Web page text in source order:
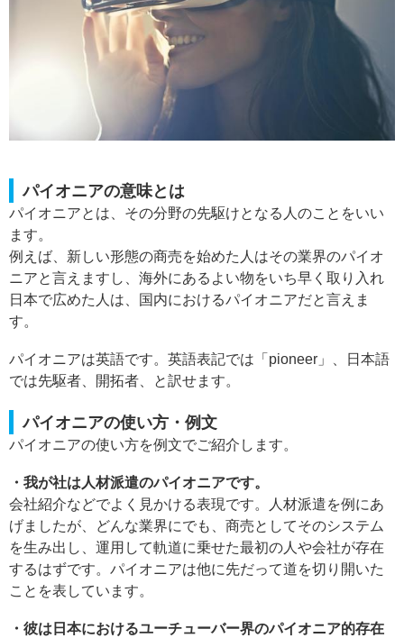
パイオニアの意味とは
パイオニアとは、その分野の先駆けとなる人のことをいい
ます。
例えば、新しい形態の商売を始めた人はその業界のパイオ
ニアと言えますし、海外にあるよい物をいち早く取り入れ
日本で広めた人は、国内におけるパイオニアだと言えま
す。
パイオニアは英語です。英語表記では「pioneer」、日本語
では先駆者、開拓者、と訳せます。
パイオニアの使い方・例文
パイオニアの使い方を例文でご紹介します。
・我が社は人材派遣のパイオニアです。
会社紹介などでよく見かける表現です。人材派遣を例にあ
げましたが、どんな業界にでも、商売としてそのシステム
を生み出し、運用して軌道に乗せた最初の人や会社が存在
するはずです。パイオニアは他に先だって道を切り開いた
ことを表しています。
・彼は日本におけるユーチューバー界のパイオニア的存在